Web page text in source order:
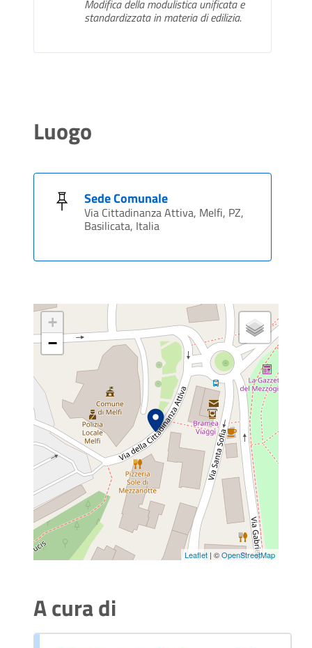
Modifica della modulistica unificata e
standardizzata in materia di edilizia.
Luogo
Sede Comunale
Via Cittadinanza Attiva, Melfi, PZ,
Basilicata, Italia
+
−
Leaflet | ©OpenStreetMap
A cura di